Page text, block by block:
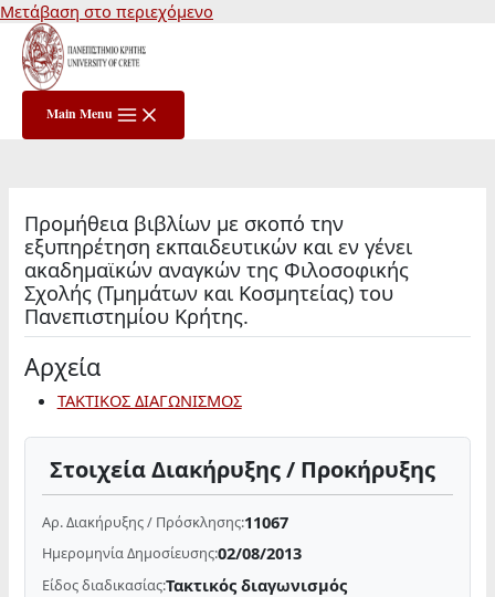
Μετάβαση στο περιεχόμενο
Main Menu
Προμήθεια βιβλίων με σκοπό την
εξυπηρέτηση εκπαιδευτικών και εν γένει
ακαδημαϊκών αναγκών της Φιλοσοφικής
Σχολής (Τμημάτων και Κοσμητείας) του
Πανεπιστημίου Κρήτης.
Αρχεία
ΤΑΚΤΙΚΟΣ ΔΙΑΓΩΝΙΣΜΟΣ
Στοιχεία Διακήρυξης / Προκήρυξης
Αρ. Διακήρυξης / Πρόσκλησης:11067
Ημερομηνία Δημοσίευσης:02/08/2013
Είδος διαδικασίας:Τακτικός διαγωνισμός